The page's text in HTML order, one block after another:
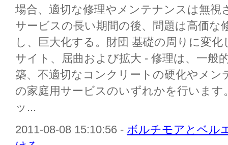
場合、適切な修理やメンテナンスは無
サービスの長い期間の後、問題は高価な
し、巨大化する。財団 基礎の周りに変
サイト、屈曲および拡大 - 修理は、一般
築、不適切なコンクリートの硬化やメン
の家庭用サービスのいずれかを行いま
ッ...
2011-08-08 15:10:56 - ボルチモアとベル